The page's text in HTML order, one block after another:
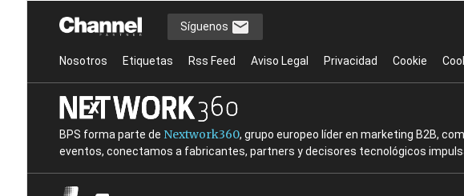
Síguenos
Nosotros Etiquetas Rss Feed Aviso Legal Privacidad Cookie
BPS forma parte de Nextwork360, grupo europeo líder en marketing B2B,
eventos, conectamos a fabricantes, partners y decisores tecnológicos